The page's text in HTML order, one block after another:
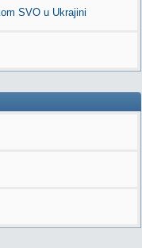
SVO u Ukrajini